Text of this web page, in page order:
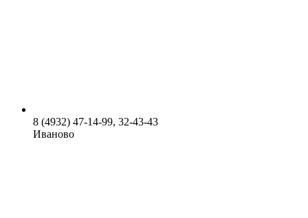
8 (4932) 47-14-99, 32-43-43
Иваново